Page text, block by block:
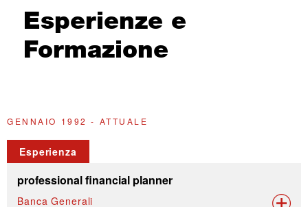
Esperienze e
Formazione
GENNAIO 1992 - ATTUALE
Esperienza
professional financial planner
Banca Generali